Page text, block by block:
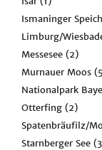
Ismaninger
Limburg/
Messesee (2)
Murnauer Moos
Nationalpark
Otterfing (2)
Spatenbräufilz/
Starnberger See